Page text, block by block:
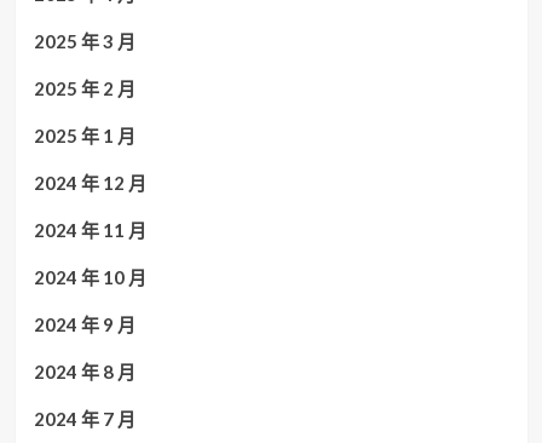
2025 年 3 月
2025 年 2 月
2025 年 1 月
2024 年 12 月
2024 年 11 月
2024 年 10 月
2024 年 9 月
2024 年 8 月
2024 年 7 月